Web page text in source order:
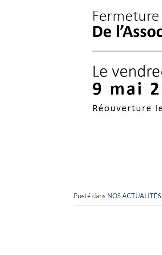
Posté dans NOS ACTUALITÉS